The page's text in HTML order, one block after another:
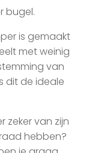
bugel.
is gemaakt
met weinig
van
dit de ideale
zeker van zijn
hebben?